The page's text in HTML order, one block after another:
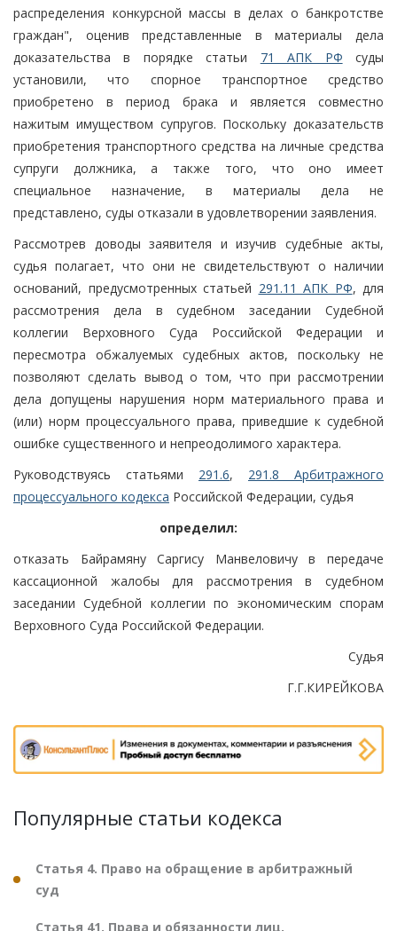
распределения конкурсной массы в делах о банкротстве
граждан", оценив представленные в материалы дела
доказательства в порядке статьи 71 АПК РФ суды
установили, что спорное транспортное средство
приобретено в период брака и является совместно
нажитым имуществом супругов. Поскольку доказательств
приобретения транспортного средства на личные средства
супруги должника, а также того, что оно имеет
специальное назначение, в материалы дела не
представлено, суды отказали в удовлетворении заявления.
Рассмотрев доводы заявителя и изучив судебные акты,
судья полагает, что они не свидетельствуют о наличии
оснований, предусмотренных статьей 291.11 АПК РФ, для
рассмотрения дела в судебном заседании Судебной
коллегии Верховного Суда Российской Федерации и
пересмотра обжалуемых судебных актов, поскольку не
позволяют сделать вывод о том, что при рассмотрении
дела допущены нарушения норм материального права и
(или) норм процессуального права, приведшие к судебной
ошибке существенного и непреодолимого характера.
Руководствуясь статьями 291.6, 291.8 Арбитражного
процессуального кодекса Российской Федерации, судья
определил:
отказать Байрамяну Саргису Манвеловичу в передаче
кассационной жалобы для рассмотрения в судебном
заседании Судебной коллегии по экономическим спорам
Верховного Суда Российской Федерации.
Судья
Г.Г.КИРЕЙКОВА
Популярные статьи кодекса
Статья 4. Право на обращение в арбитражный
суд
Статья 41. Права и обязанности лиц,